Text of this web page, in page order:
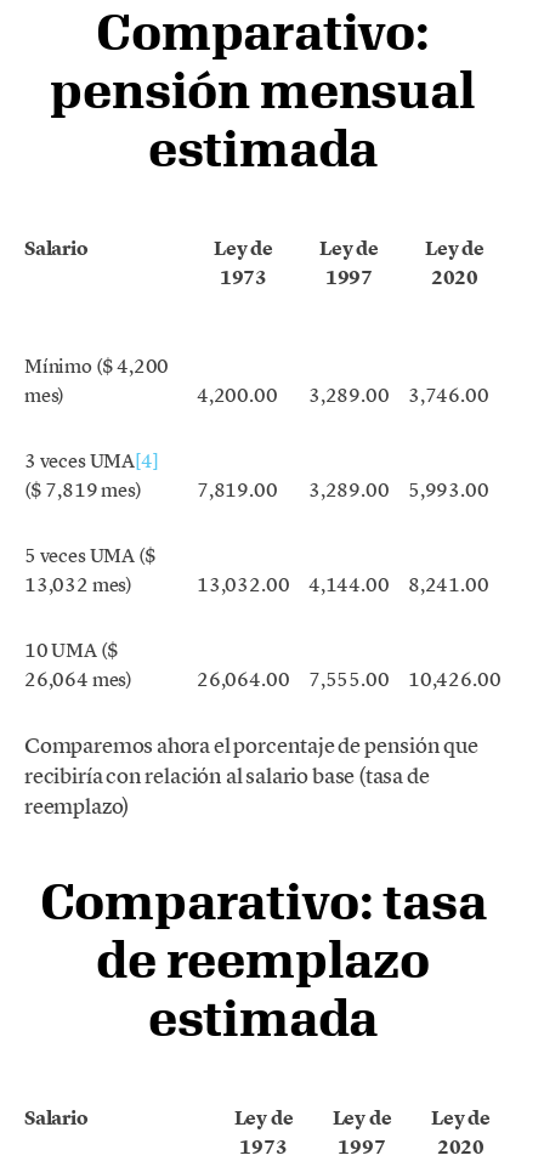
Comparativo:
pensión mensual
estimada
Salario
Ley de
1973
Ley de
1997
Ley de
2020
Mínimo ($ 4,200
mes)
4,200.00 3,289.00 3,746.00
3 veces UMA[4]
($ 7,819 mes)
7,819.00 3,289.00 5,993.00
5 veces UMA ($
13,032 mes)
13,032.00 4,144.00 8,241.00
10 UMA ($
26,064 mes)
26,064.00 7,555.00 10,426.00
Comparemos ahora el porcentaje de pensión que
recibiría con relación al salario base (tasa de
reemplazo)
Comparativo: tasa
de reemplazo
estimada
Salario
Ley de
1973
Ley de
1997
Ley de
2020